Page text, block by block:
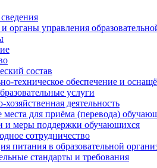
органы управления
состав
техническое обеспечение и
услуги
деятельность
места для приёма (перевода)
и меры поддержки обучающихся
сотрудничество
питания в образовательной
стандарты и требования